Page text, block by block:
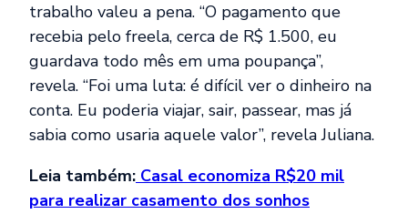
trabalho valeu a pena. “O pagamento que
recebia pelo freela, cerca de R$ 1.500, eu
guardava todo mês em uma poupança”,
revela. “Foi uma luta: é difícil ver o dinheiro na
conta. Eu poderia viajar, sair, passear, mas já
sabia como usaria aquele valor”, revela Juliana.
Leia também: Casal economiza R$20 mil
para realizar casamento dos sonhos